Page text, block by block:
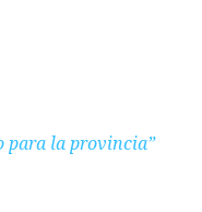
para la provincia”